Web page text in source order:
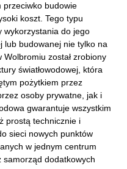
przeciwko budowie
koszt. Tego typu
wykorzystania do jego
lub budowanej nie tylko na
został zrobiony
światłowodowej, która
pożytkiem przez
osoby prywatne, jak i
gwarantuje wszystkim
prostą technicznie i
sieci nowych punktów
w jednym centrum
dodatkowych